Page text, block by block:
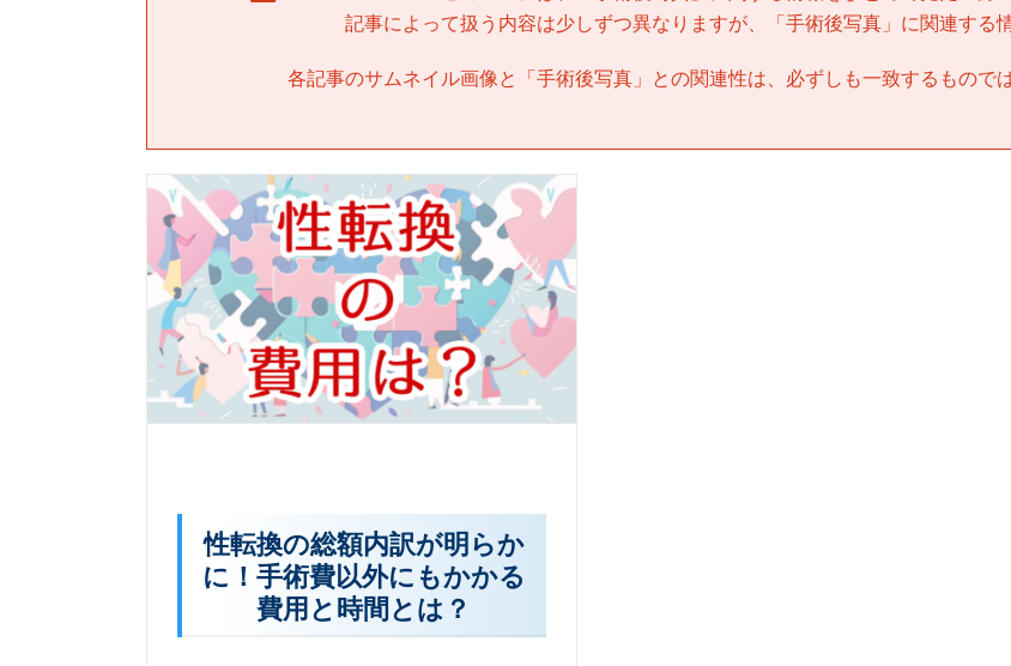
記事によって扱う内容は少しずつ異なりますが、「 手術後写真」に関連する
各記事のサムネイル画像と「 手術後写真」との関連性は、必ずしも一致するもので
性転換の総額内訳が明らか
に！手術費以外にもかかる
費用と時間とは？